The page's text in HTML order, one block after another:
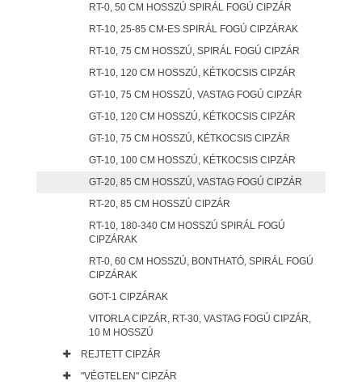
RT-0, 50 CM HOSSZÚ SPIRÁL FOGÚ CIPZÁR
RT-10, 25-85 CM-ES SPIRÁL FOGÚ CIPZÁRAK
RT-10, 75 CM HOSSZÚ, SPIRÁL FOGÚ CIPZÁR
RT-10, 120 CM HOSSZÚ, KÉTKOCSIS CIPZÁR
GT-10, 75 CM HOSSZÚ, VASTAG FOGÚ CIPZÁR
GT-10, 120 CM HOSSZÚ, KÉTKOCSIS CIPZÁR
GT-10, 75 CM HOSSZÚ, KÉTKOCSIS CIPZÁR
GT-10, 100 CM HOSSZÚ, KÉTKOCSIS CIPZÁR
GT-20, 85 CM HOSSZÚ, VASTAG FOGÚ CIPZÁR
RT-20, 85 CM HOSSZÚ CIPZÁR
RT-10, 180-340 CM HOSSZÚ SPIRÁL FOGÚ
CIPZÁRAK
RT-0, 60 CM HOSSZÚ, BONTHATÓ, SPIRÁL FOGÚ
CIPZÁRAK
GOT-1 CIPZÁRAK
VITORLA CIPZÁR, RT-30, VASTAG FOGÚ CIPZÁR,
10 M HOSSZÚ
REJTETT CIPZÁR
"VÉGTELEN" CIPZÁR